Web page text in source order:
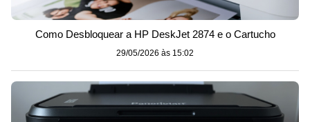
Como Desbloquear a HP DeskJet 2874 e o Cartucho
29/05/2026 às 15:02